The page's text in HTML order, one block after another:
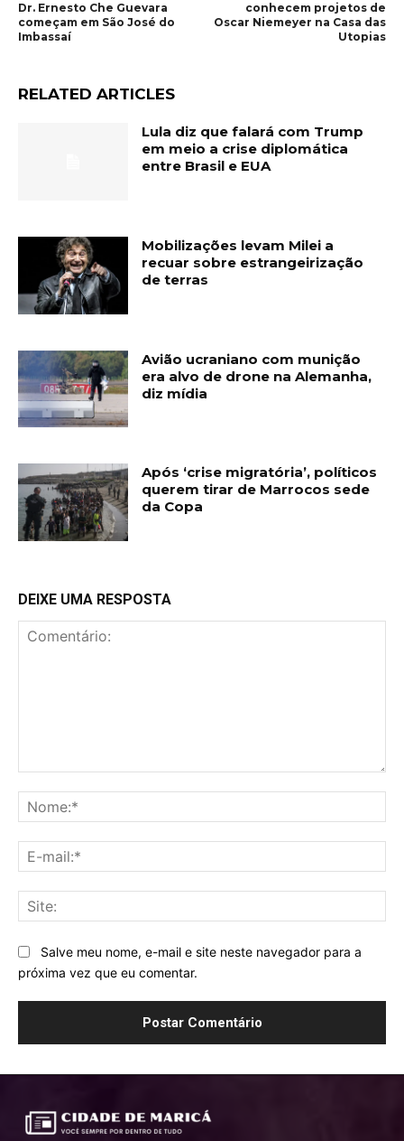
Dr. Ernesto Che Guevara
começam em São José do
Imbassaí
conhecem projetos de
Oscar Niemeyer na Casa das
Utopias
RELATED ARTICLES
Lula diz que falará com Trump
em meio a crise diplomática
entre Brasil e EUA
Mobilizações levam Milei a
recuar sobre estrangeirização
de terras
Avião ucraniano com munição
era alvo de drone na Alemanha,
diz mídia
Após ‘crise migratória’, políticos
querem tirar de Marrocos sede
da Copa
DEIXE UMA RESPOSTA
Salve meu nome, e-mail e site neste navegador para a
próxima vez que eu comentar.